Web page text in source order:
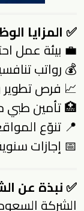
✅ المزايا
💼 بيئة عمل
💰 رواتب
📈 فرص
🏥 تأمين
📍 تنوّع
📅 إجازات
✅ نبذة عن